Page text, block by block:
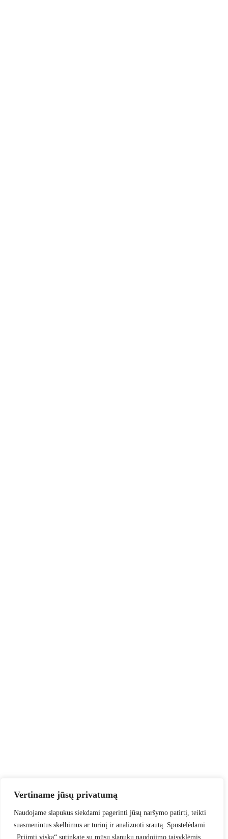
Vertiname jūsų privatumą
Naudojame slapukus siekdami pagerinti jūsų naršymo patirtį, teikti
suasmenintus skelbimus ar turinį ir analizuoti srautą. Spustelėdami
„Priimti viską“ sutinkate su mūsų slapukų naudojimo taisyklėmis.